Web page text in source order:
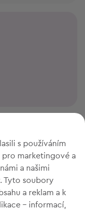
s používáním
marketingové a
a našimi
Tyto soubory
a reklam a k
- informací,